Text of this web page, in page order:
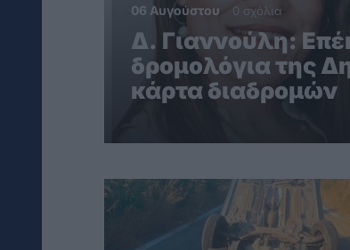
06 Αυγούστου 0 σχόλια
Δ. Γιαννούλη:
δρομολόγια της
κάρτα διαδρομών